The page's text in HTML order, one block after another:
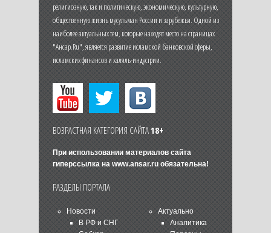
религиозную, так и политическую, экономическую, культурную,
общественную жизнь мусульман России и зарубежья. Одной из
наиболее актуальных тем, которые находят место на страницах
"Ансар.Ru", является развитие исламской банковской сферы,
исламских финансов и халяль-индустрии.
ВОЗРАСТНАЯ КАТЕГОРИЯ САЙТА18+
При использовании материалов сайта
гиперссылка на www.ansar.ruобязательна!
РАЗДЕЛЫ ПОРТАЛА
Новости
В РФ и СНГ
Актуально
Аналитика